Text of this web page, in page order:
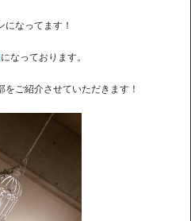
になってます！
になっております。
ご紹介させていただきます！